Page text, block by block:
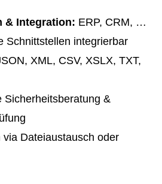
& Integration: ERP, CRM, …
Schnittstellen integrierbar
XML, CSV, XSLX, TXT,
&
via Dateiaustausch oder